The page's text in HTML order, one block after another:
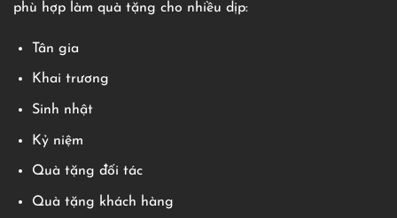
phù hợp làm quà tặng cho nhiều dịp:
Tân gia
Khai trương
Sinh nhật
Kỷ niệm
Quà tặng đối tác
Quà tặng khách hàng